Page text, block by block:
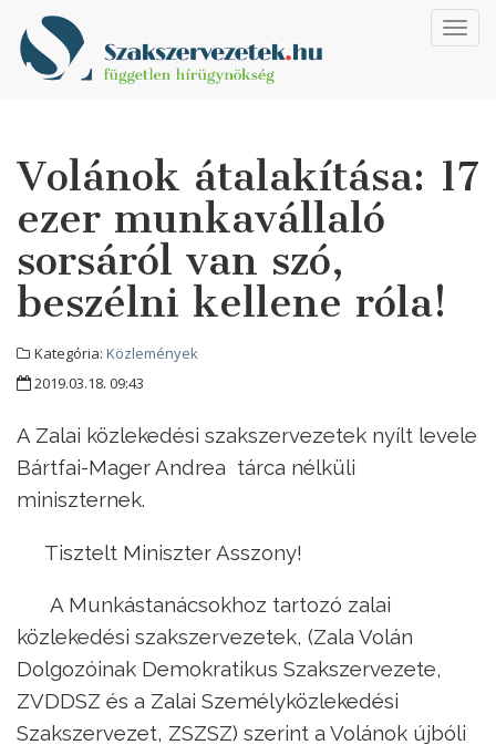
Volánok átalakítása: 17
ezer munkavállaló
sorsáról van szó,
beszélni kellene róla!
Kategória: Közlemények
2019.03.18. 09:43
A Zalai közlekedési szakszervezetek nyílt levele
Bártfai-Mager Andrea tárca nélküli
miniszternek.
Tisztelt Miniszter Asszony!
A Munkástanácsokhoz tartozó zalai
közlekedési szakszervezetek, (Zala Volán
Dolgozóinak Demokratikus Szakszervezete,
ZVDDSZ és a Zalai Személyközlekedési
Szakszervezet, ZSZSZ) szerint a Volánok újbóli